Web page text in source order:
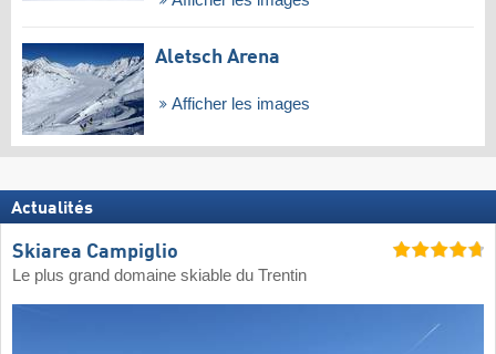
Aletsch Arena
Afficher les images
Actualités
Skiarea Campiglio
Le plus grand domaine skiable du Trentin